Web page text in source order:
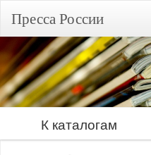
Пресса России
К каталогам